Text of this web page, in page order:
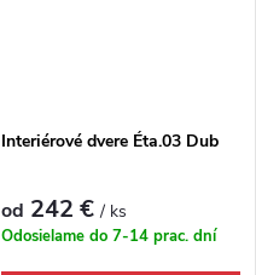
Interiérové dvere Éta.03 Dub
od 242 €/ ks
Odosielame do 7-14 prac. dní